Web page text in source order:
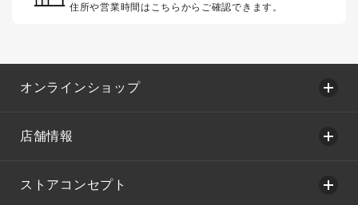
住所や営業時間はこちらからご確認できます。
オンラインショップ
店舗情報
ストアコンセプト